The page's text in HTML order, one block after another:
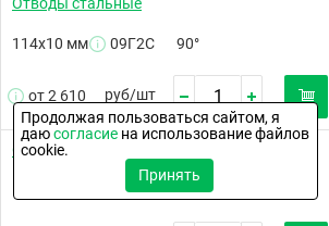
114х10 мм 09Г2С 90°
от 2 610 руб/шт
Отводы стальные
ст20 90°
Продолжая пользоваться сайтом, я
даюсогласие на использование файлов
cookie.
Принять